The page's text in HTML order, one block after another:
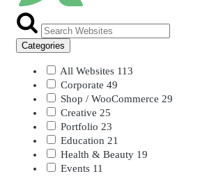
Categories
All Websites 113
Corporate 49
Shop / WooCommerce 29
Creative 25
Portfolio 23
Education 21
Health & Beauty 19
Events 11